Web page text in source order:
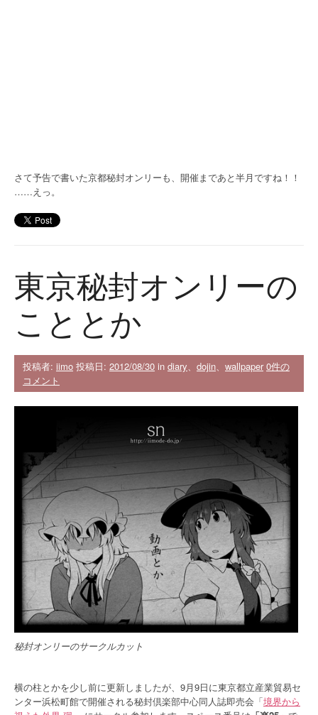
さて予告で書いた京都秘封オンリーも、開催まであと半月ですね！！
……えっ。
東京秘封オンリーの
こととか
投稿者: iimo 投稿日: 2012/08/30 in diary、 dojin、 wallpaper 0件の
コメント
秘封オンリーのサークルカット
横の柱とかを少し前に更新しましたが、9月9日に東京都立産業貿易セ
ンター浜松町館で開催される秘封倶楽部中心同人誌即売会「境界から